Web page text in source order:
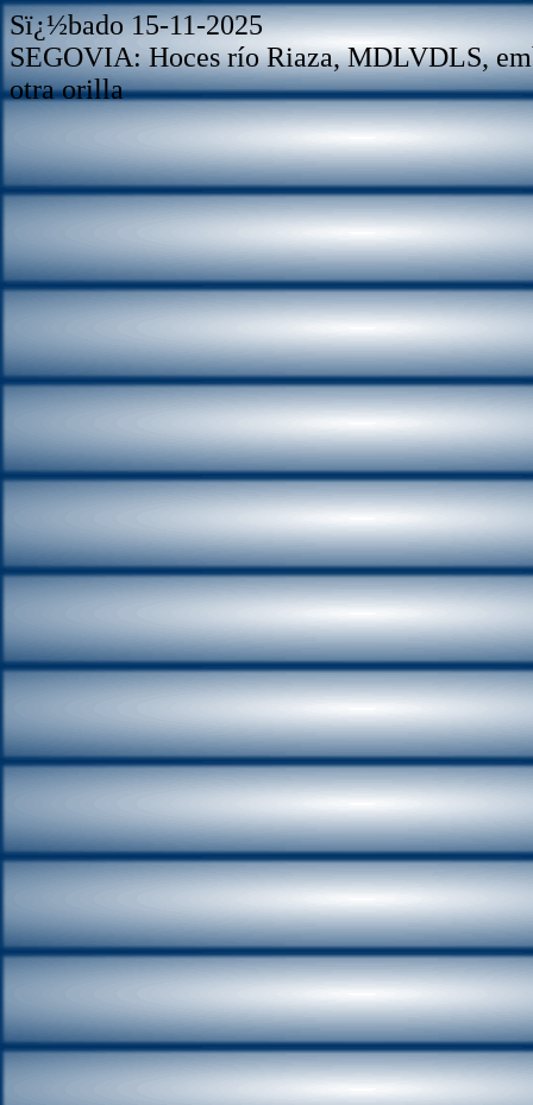
Sï¿½bado 15-11-2025
SEGOVIA: Hoces río Riaza, MDLVDLS,
otra orilla